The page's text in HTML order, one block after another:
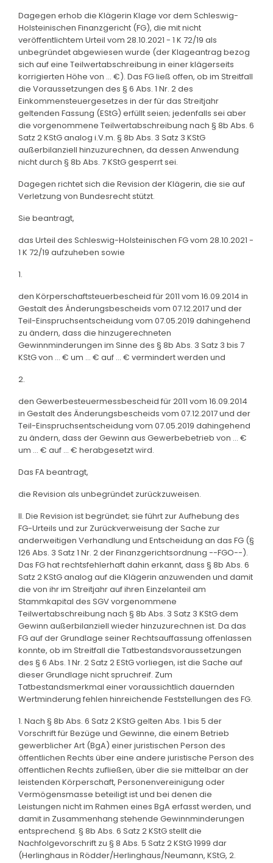
Dagegen erhob die Klägerin Klage vor dem Schleswig-
Holsteinischen Finanzgericht (FG), die mit nicht
veröffentlichtem Urteil vom 28.10.2021 - 1 K 72/19 als
unbegründet abgewiesen wurde (der Klageantrag bezog
sich auf eine Teilwertabschreibung in einer klägerseits
korrigierten Höhe von ... €). Das FG ließ offen, ob im Streitfall
die Voraussetzungen des § 6 Abs. 1 Nr. 2 des
Einkommensteuergesetzes in der für das Streitjahr
geltenden Fassung (EStG) erfüllt seien; jedenfalls sei aber
die vorgenommene Teilwertabschreibung nach § 8b Abs. 6
Satz 2 KStG analog i.V.m. § 8b Abs. 3 Satz 3 KStG
außerbilanziell hinzuzurechnen, da dessen Anwendung
nicht durch § 8b Abs. 7 KStG gesperrt sei.
Dagegen richtet sich die Revision der Klägerin, die sie auf
Verletzung von Bundesrecht stützt.
Sie beantragt,
das Urteil des Schleswig-Holsteinischen FG vom 28.10.2021 -
1 K 72/19 aufzuheben sowie
1.
den Körperschaftsteuerbescheid für 2011 vom 16.09.2014 in
Gestalt des Änderungsbescheids vom 07.12.2017 und der
Teil-Einspruchsentscheidung vom 07.05.2019 dahingehend
zu ändern, dass die hinzugerechneten
Gewinnminderungen im Sinne des § 8b Abs. 3 Satz 3 bis 7
KStG von ... € um ... € auf ... € vermindert werden und
2.
den Gewerbesteuermessbescheid für 2011 vom 16.09.2014
in Gestalt des Änderungsbescheids vom 07.12.2017 und der
Teil-Einspruchsentscheidung vom 07.05.2019 dahingehend
zu ändern, dass der Gewinn aus Gewerbebetrieb von ... €
um ... € auf ... € herabgesetzt wird.
Das FA beantragt,
die Revision als unbegründet zurückzuweisen.
II. Die Revision ist begründet; sie führt zur Aufhebung des
FG-Urteils und zur Zurückverweisung der Sache zur
anderweitigen Verhandlung und Entscheidung an das FG (§
126 Abs. 3 Satz 1 Nr. 2 der Finanzgerichtsordnung --FGO--).
Das FG hat rechtsfehlerhaft dahin erkannt, dass § 8b Abs. 6
Satz 2 KStG analog auf die Klägerin anzuwenden und damit
die von ihr im Streitjahr auf ihren Einzelanteil am
Stammkapital des SGV vorgenommene
Teilwertabschreibung nach § 8b Abs. 3 Satz 3 KStG dem
Gewinn außerbilanziell wieder hinzuzurechnen ist. Da das
FG auf der Grundlage seiner Rechtsauffassung offenlassen
konnte, ob im Streitfall die Tatbestandsvoraussetzungen
des § 6 Abs. 1 Nr. 2 Satz 2 EStG vorliegen, ist die Sache auf
dieser Grundlage nicht spruchreif. Zum
Tatbestandsmerkmal einer voraussichtlich dauernden
Wertminderung fehlen hinreichende Feststellungen des FG.
1. Nach § 8b Abs. 6 Satz 2 KStG gelten Abs. 1 bis 5 der
Vorschrift für Bezüge und Gewinne, die einem Betrieb
gewerblicher Art (BgA) einer juristischen Person des
öffentlichen Rechts über eine andere juristische Person des
öffentlichen Rechts zufließen, über die sie mittelbar an der
leistenden Körperschaft, Personenvereinigung oder
Vermögensmasse beteiligt ist und bei denen die
Leistungen nicht im Rahmen eines BgA erfasst werden, und
damit in Zusammenhang stehende Gewinnminderungen
entsprechend. § 8b Abs. 6 Satz 2 KStG stellt die
Nachfolgevorschrift zu § 8 Abs. 5 Satz 2 KStG 1999 dar
(Herlinghaus in Rödder/Herlinghaus/Neumann, KStG, 2.